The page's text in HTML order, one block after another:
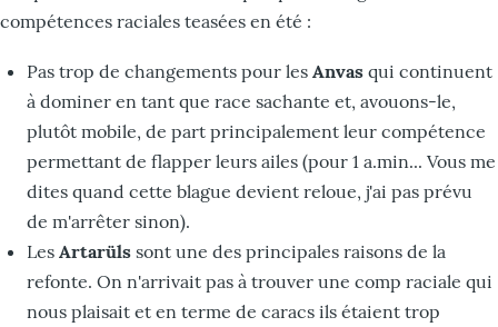
compétences raciales teasées en été :
Pas trop de changements pour les Anvas qui continuent
à dominer en tant que race sachante et, avouons-le,
plutôt mobile, de part principalement leur compétence
permettant de flapper leurs ailes (pour 1 a.min... Vous me
dites quand cette blague devient reloue, j'ai pas prévu
de m'arrêter sinon).
Les Artarüls sont une des principales raisons de la
refonte. On n'arrivait pas à trouver une comp raciale qui
nous plaisait et en terme de caracs ils étaient trop